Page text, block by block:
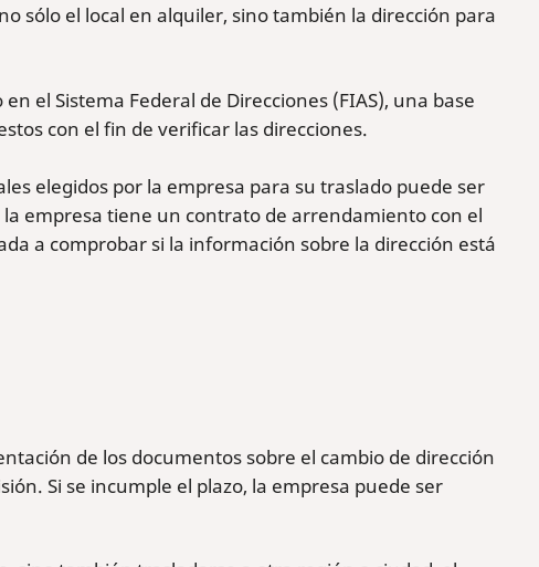
sólo el local en alquiler, sino también la dirección para
el Sistema Federal de Direcciones (FIAS), una base
con el fin de verificar las direcciones.
elegidos por la empresa para su traslado puede ser
empresa tiene un contrato de arrendamiento con el
a comprobar si la información sobre la dirección está
de los documentos sobre el cambio de dirección
Si se incumple el plazo, la empresa puede ser